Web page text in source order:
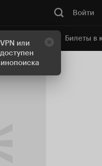
или
Войти
кинотеатр Билеты в